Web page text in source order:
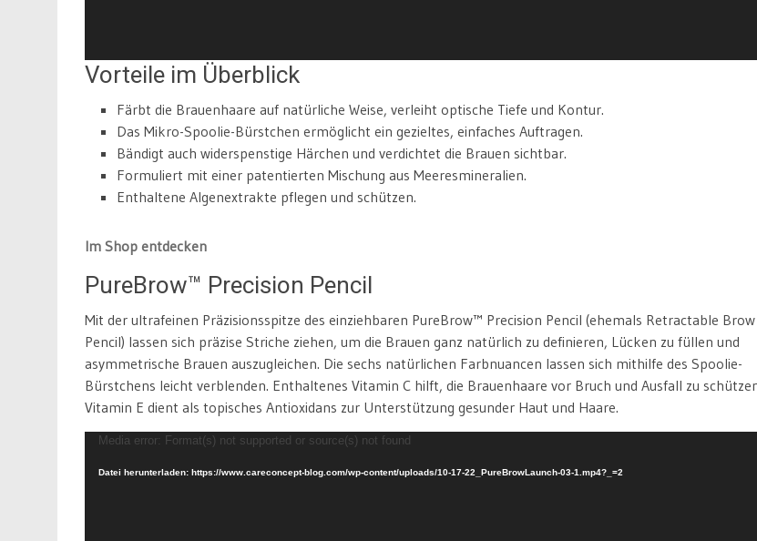
Vorteile im Überblick
Färbt die Brauenhaare auf natürliche Weise, verleiht optische Tiefe und Kontur.
Das Mikro-Spoolie-Bürstchen ermöglicht ein gezieltes, einfaches Auftragen.
Bändigt auch widerspenstige Härchen und verdichtet die Brauen sichtbar.
Formuliert mit einer patentierten Mischung aus Meeresmineralien.
Enthaltene Algenextrakte pflegen und schützen.
Im Shop entdecken
PureBrow™ Precision Pencil
Mit der ultrafeinen Präzisionsspitze des einziehbaren PureBrow™ Precision Pencil (ehemals Retractable Brow
Pencil) lassen sich präzise Striche ziehen, um die Brauen ganz natürlich zu definieren, Lücken zu füllen und
asymmetrische Brauen auszugleichen. Die sechs natürlichen Farbnuancen lassen sich mithilfe des Spoolie-
Bürstchens leicht verblenden. Enthaltenes Vitamin C hilft, die Brauenhaare vor Bruch und Ausfall zu
Vitamin E dient als topisches Antioxidans zur Unterstützung gesunder Haut und Haare.
Video-
Media error: Format(s) not supported or source(s) not found
Datei herunterladen: https://www.careconcept-blog.com/wp-content/uploads/10-17-22_PureBrowLaunch-03-1.mp4?_=2